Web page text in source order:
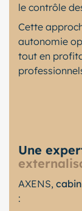
le contrôle
Cette
autonomie
tout en
Une
AXENS,
: